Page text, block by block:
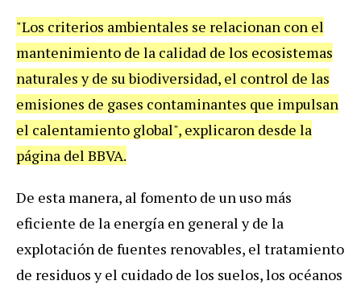
"Los criterios ambientales se relacionan con el
mantenimiento de la calidad de los ecosistemas
naturales y de su biodiversidad, el control de las
emisiones de gases contaminantes que impulsan
el calentamiento global", explicaron desde la
página del BBVA.
De esta manera, al fomento de un uso más
eficiente de la energía en general y de la
explotación de fuentes renovables, el tratamiento
de residuos y el cuidado de los suelos, los océanos